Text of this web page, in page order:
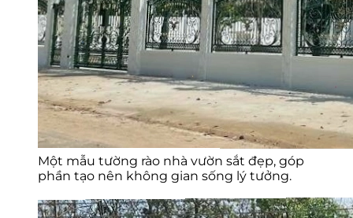
Một mẫu tường rào nhà vườn sắt đẹp, góp
phần tạo nên không gian sống lý tưởng.